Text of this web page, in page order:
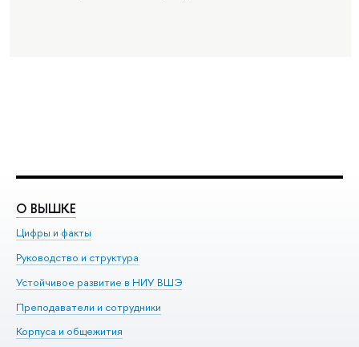
О ВЫШКЕ
Цифры и факты
Руководство и структура
Устойчивое развитие в НИУ ВШЭ
Преподаватели и сотрудники
Корпуса и общежития